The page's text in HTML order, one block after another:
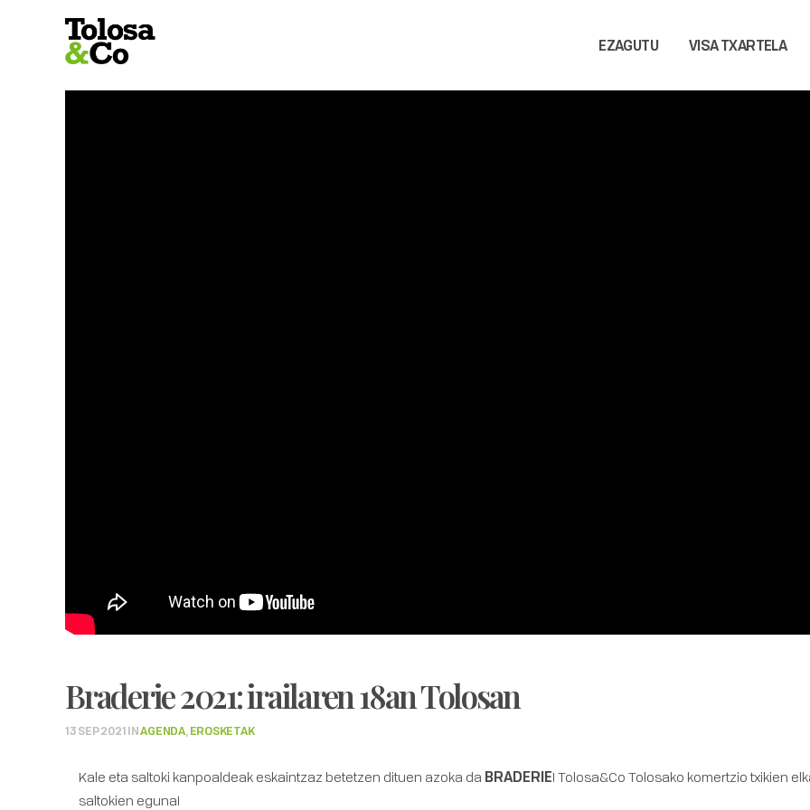
EZAGUTU VISA TXARTELA
Braderie 2021: irailaren 18an Tolosan
13 SEP 2021INAGENDA,EROSKETAK
Kale eta saltoki kanpoaldeak eskaintzaz betetzen dituen azoka da BRADERIE! Tolosa&Co Tolosako komertzio txikien
saltokien eguna!